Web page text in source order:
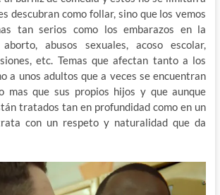
descubran como follar, sino que los vemos
tan serios como los embarazos en la
abusos sexuales, acoso escolar,
etc. Temas que afectan tanto a los
a unos adultos que a veces se encuentran
mas que sus propios hijos y que aunque
tratados tan en profundidad como en un
con un respeto y naturalidad que da